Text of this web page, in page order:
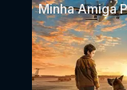
Minha Amiga